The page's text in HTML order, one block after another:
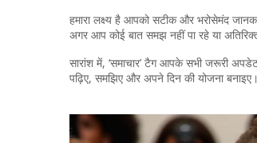
हमारा लक्ष्य है आपको सटीक और भरोसेमंद
अगर आप कोई बात समझ नहीं पा रहे या
सारांश में, ‘समाचार’ टैग आपके सभी जरूरी
पढ़िए, समझिए और अपने दिन की योजना